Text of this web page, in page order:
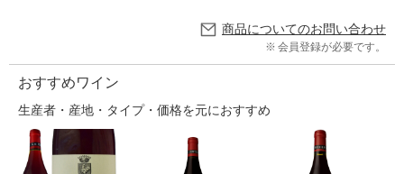
商品についてのお問い合わせ
会員登録が必要です。
おすすめワイン
生産者・産地・タイプ・価格を元におすすめ